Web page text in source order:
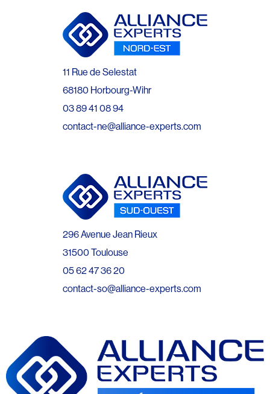
11 Rue de Selestat
68180 Horbourg-Wihr
03 89 41 08 94
contact-ne@alliance-experts.com
296 Avenue Jean Rieux
31500 Toulouse
05 62 47 36 20
contact-so@alliance-experts.com